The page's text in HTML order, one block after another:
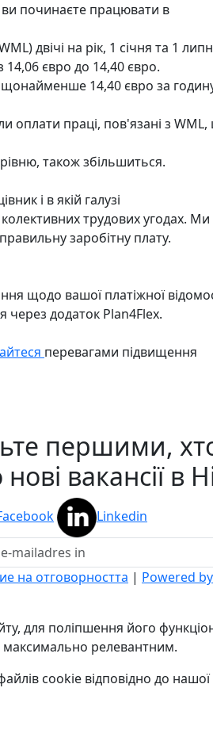
починаєте працювати в
двічі на рік, 1 січня та 1
14,06 євро до 14,40 євро.
щонайменше 14,40 євро за
оплати праці, пов'язані з
також збільшиться.
і в якій галузі
трудових угодах. Ми
заробітну плату.
щодо вашої платіжної
через додаток Plan4Flex.
перевагами підвищення
першими,
вакансії в
Linkedin
на отговорността | Powered
для поліпшення його
максимально релевантним.
cookie відповідно до